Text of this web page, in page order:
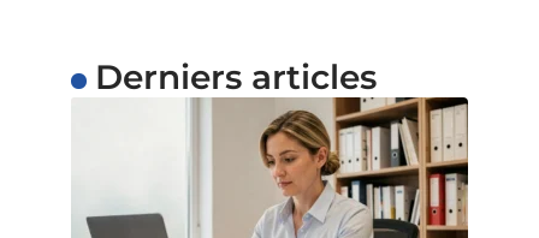
Derniers articles